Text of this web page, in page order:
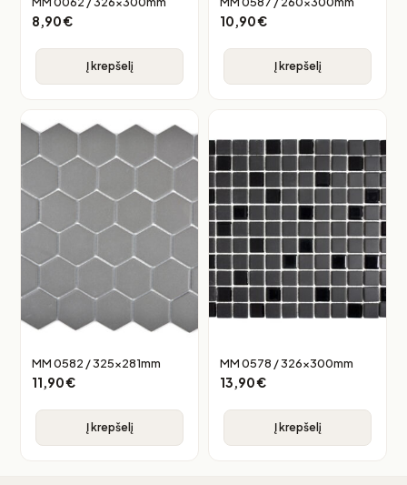
8,90€
Į krepšelį
10,90€
Į krepšelį
MM 0582 / 325x281mm
11,90€
Į krepšelį
MM 0578 / 326x300mm
13,90€
Į krepšelį